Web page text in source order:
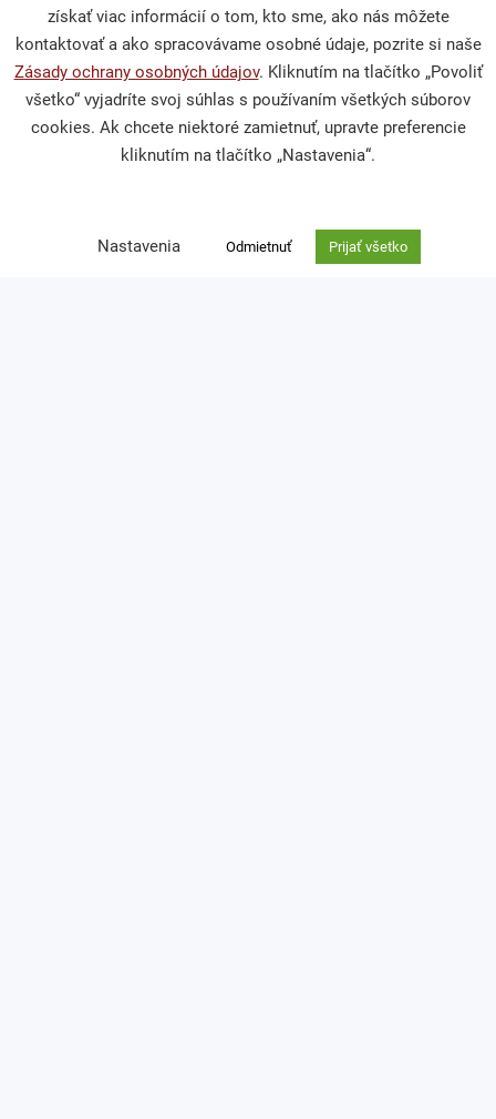
Občianska spoločnosť
Publikácie a mediálne výstupy
získať viac informácií o tom, kto sme, ako nás môžete
kontaktovať a ako spracovávame osobné údaje, pozrite si naše
Zásady ochrany osobných údajov. Kliknutím na tlačítko „Povoliť
všetko“ vyjadríte svoj súhlas s používaním všetkých súborov
cookies. Ak chcete niektoré zamietnuť, upravte preferencie
kliknutím na tlačítko „Nastavenia“.
Nastavenia Odmietnuť Prijať všetko